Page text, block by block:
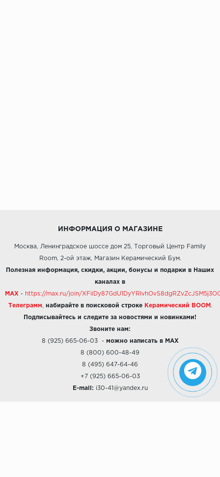
ИНФОРМАЦИЯ О МАГАЗИНЕ
Москва, Ленинградское шоссе дом 25, Торговый Центр Family
Room, 2-ой этаж, Магазин Керамический Бум.
Полезная информация, скидки, акции, бонусы и подарки в Наших
каналах в
MAX - https://max.ru/join/
Телеграмм набирайте в поисковой строке Керамический BOOM .
Подписывайтесь и следите за новостями и новинками!
Звоните нам:
8 (925) 665-06-03- можно написать в MAX
8 (800) 600-48-49
8 (495) 647-64-46
+7 (925) 665-06-03
E-mail: i30-41@yandex.ru